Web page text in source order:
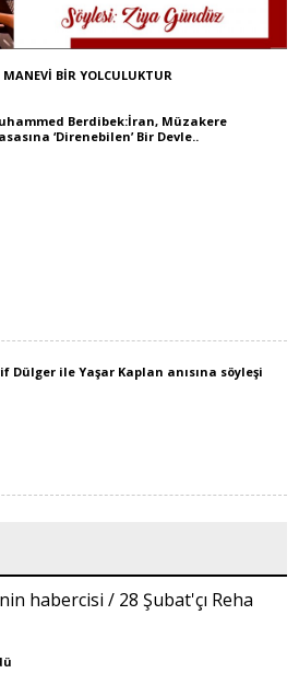
BİR YOLCULUKTUR
Berdibek:İran, Müzakere
‘Direnebilen’ Bir Devle..
Dülger ile Yaşar Kaplan anısına söyleşi